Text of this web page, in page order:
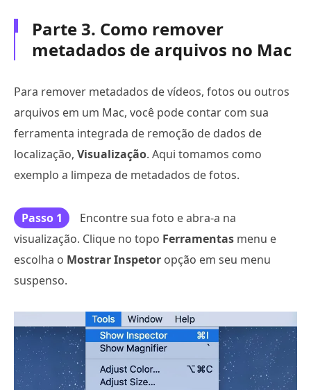
Parte 3. Como remover
metadados de arquivos no Mac
Para remover metadados de vídeos, fotos ou outros
arquivos em um Mac, você pode contar com sua
ferramenta integrada de remoção de dados de
localização, Visualização. Aqui tomamos como
exemplo a limpeza de metadados de fotos.
Passo 1
Encontre sua foto e abra-a na
visualização. Clique no topo Ferramentas menu e
escolha o Mostrar Inspetor opção em seu menu
suspenso.